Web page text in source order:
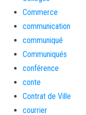
Commerce
communication
communiqué
Communiqués
conférence
conte
Contrat de Ville
courrier